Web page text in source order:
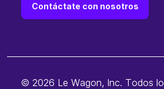
Contáctate con nosotros
© 2026 Le Wagon, Inc. Todos